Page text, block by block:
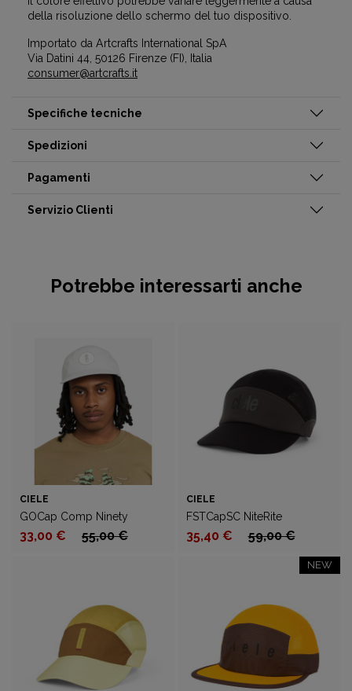
della risoluzione dello schermo del tuo dispositivo.
Importato da Artcrafts International SpA
Via Datini 44, 50126 Firenze (FI), Italia
consumer@artcrafts.it
Specifiche tecniche
Spedizioni
Pagamenti
Servizio Clienti
Potrebbe interessarti anche
CIELE
GOCap Comp Ninety
33,00 € 55,00 €
CIELE
FSTCapSC NiteRite
35,40 € 59,00 €
NEW